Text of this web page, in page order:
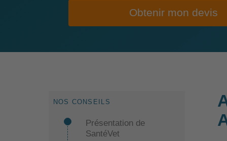
Obtenir mon devis
NOS CONSEILS
Présentation de
SantéVet